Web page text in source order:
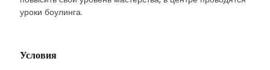
уроки боулинга.
Условия